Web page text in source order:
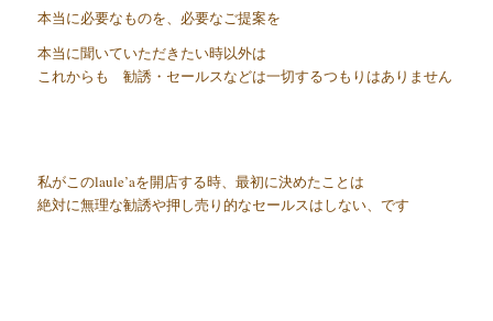
本当に必要なものを、必要なご提案を
本当に聞いていただきたい時以外は
これからも 勧誘・セールスなどは一切するつもりはありません
私がこのlaule’aを開店する時、最初に決めたことは
絶対に無理な勧誘や押し売り的なセールスはしない、です